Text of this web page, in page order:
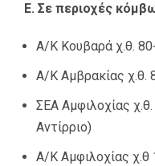
Ε. Σε περιοχές
Α/Κ Κουβαρά χ.θ.
Α/Κ Αμβρακίας χ.θ.
ΣΕΑ Αμφιλοχίας
Αντίρριο)
Α/Κ Αμφιλοχίας χ.θ